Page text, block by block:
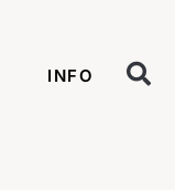
INFO